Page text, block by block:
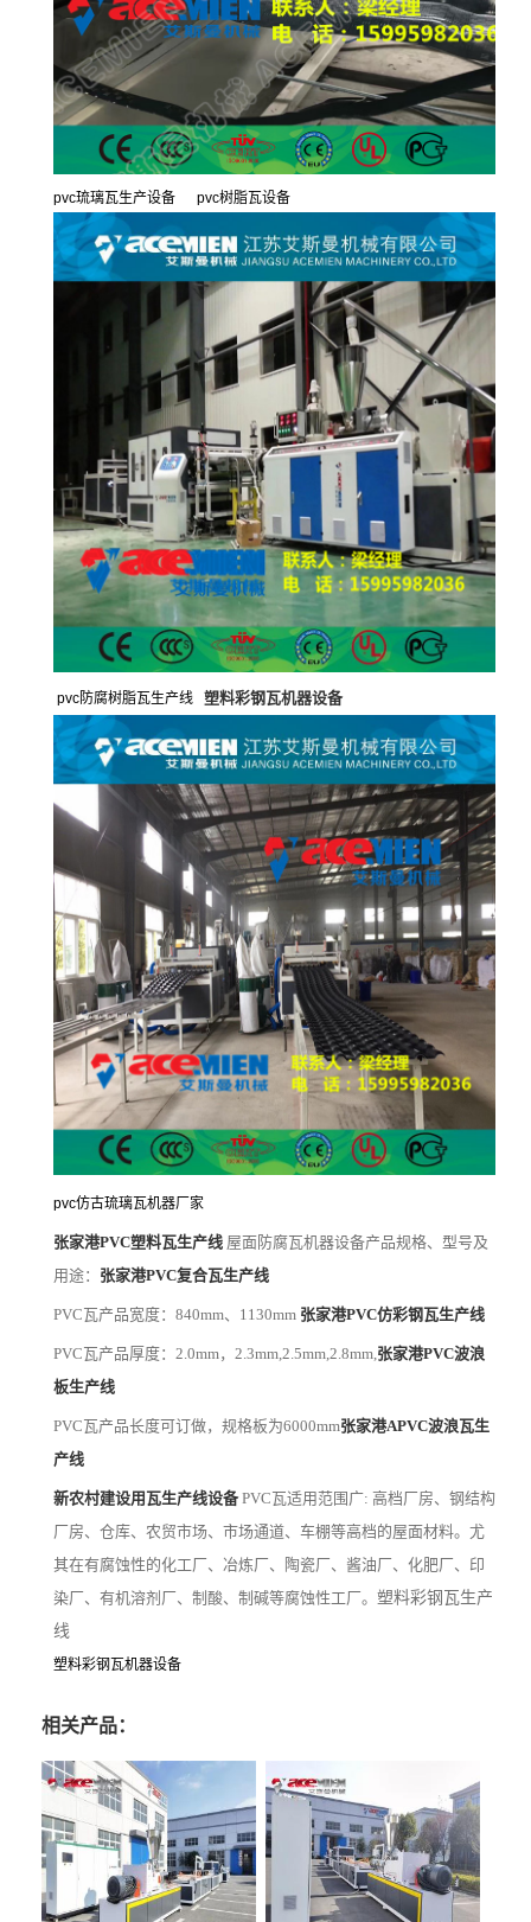
pvc琉璃瓦生产设备 pvc树脂瓦设备
pvc防腐树脂瓦生产线 塑料彩钢瓦机器设备
pvc仿古琉璃瓦机器厂家
张家港PVC塑料瓦生产线 屋面防腐瓦机器设备产品规格、型号及
用途： 张家港PVC复合瓦生产线
PVC瓦产品宽度：840mm、1130mm 张家港PVC仿彩钢瓦生产线
PVC瓦产品厚度：2.0mm，2.3mm,2.5mm,2.8mm,张家港PVC波浪
板生产线
PVC瓦产品长度可订做，规格板为6000mm张家港APVC波浪瓦生
产线
新农村建设用瓦生产线设备PVC瓦适用范围广: 高档厂房、钢结构
厂房、仓库、农贸市场、市场通道、车棚等高档的屋面材料。尤
其在有腐蚀性的化工厂、冶炼厂、陶瓷厂、酱油厂、化肥厂、印
染厂、有机溶剂厂、制酸、制碱等腐蚀性工厂。 塑料彩钢瓦生产
线
塑料彩钢瓦机器设备
相关产品：